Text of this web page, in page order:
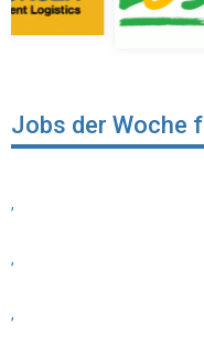
Jobs der Woche
,
,
,